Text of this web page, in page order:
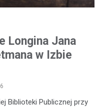
Longina Jana
w Izbie
Biblioteki Publicznej przy